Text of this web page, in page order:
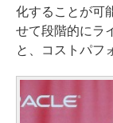
化することが可
せて段階的にラ
と、コストパフ